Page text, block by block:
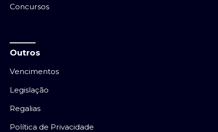
Concursos
Outros
Vencimentos
Legislação
Regalias
Política de Privacidade